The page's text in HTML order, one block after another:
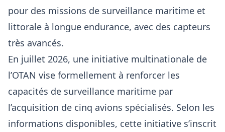
pour des missions de surveillance maritime et
littorale à longue endurance, avec des capteurs
très avancés.
En juillet 2026, une initiative multinationale de
l’OTAN vise formellement à renforcer les
capacités de surveillance maritime par
l’acquisition de cinq avions spécialisés. Selon les
informations disponibles, cette initiative s’inscrit